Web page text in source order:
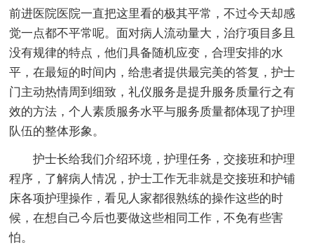
前进医院医院一直把这里看的极其平常，不过今天却感
觉一点都不平常呢。面对病人流动量大，治疗项目多且
没有规律的特点，他们具备随机应变，合理安排的水
平，在最短的时间内，给患者提供最完美的答复，护士
门主动热情周到细致，礼仪服务是提升服务质量行之有
效的方法，个人素质服务水平与服务质量都体现了护理
队伍的整体形象。
护士长给我们介绍环境，护理任务，交接班和护理
程序，了解病人情况，护士工作无非就是交接班和护铺
床各项护理操作，看见人家都很熟练的操作这些的时
候，在想自己今后也要做这些相同工作，不免有些害
怕。